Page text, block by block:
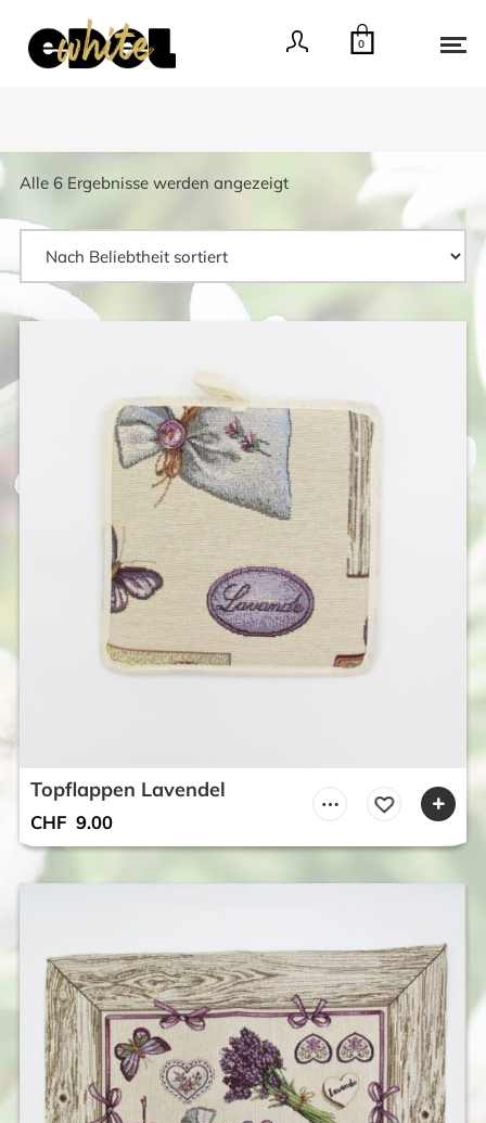
0
Alle 6 Ergebnisse werden angezeigtNach
Topflappen Lavendel
CHF 9.00